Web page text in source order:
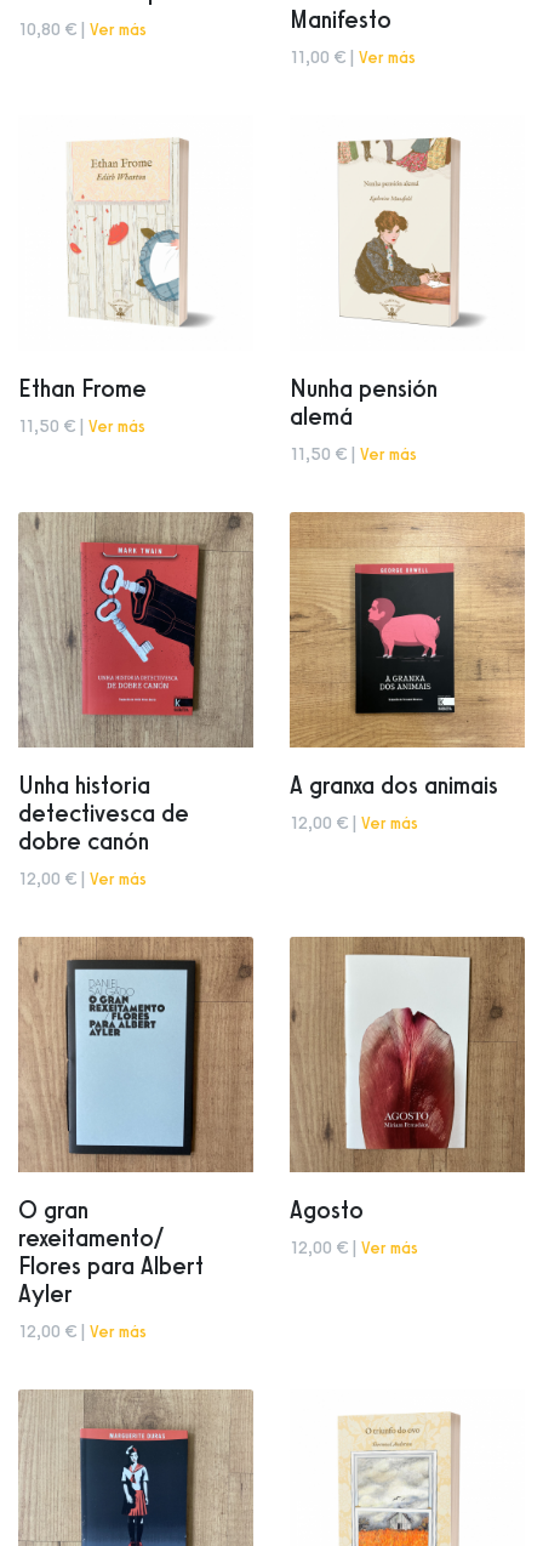
10,80 € | Ver más
Manifesto
11,00 € | Ver más
Ethan Frome
11,50 € | Ver más
Nunha pensión
alemá
11,50 € | Ver más
Unha historia
detectivesca de
dobre canón
12,00 € | Ver más
A granxa dos animais
12,00 € | Ver más
O gran
rexeitamento/
Flores para Albert
Ayler
12,00 € | Ver más
Agosto
12,00 € | Ver más